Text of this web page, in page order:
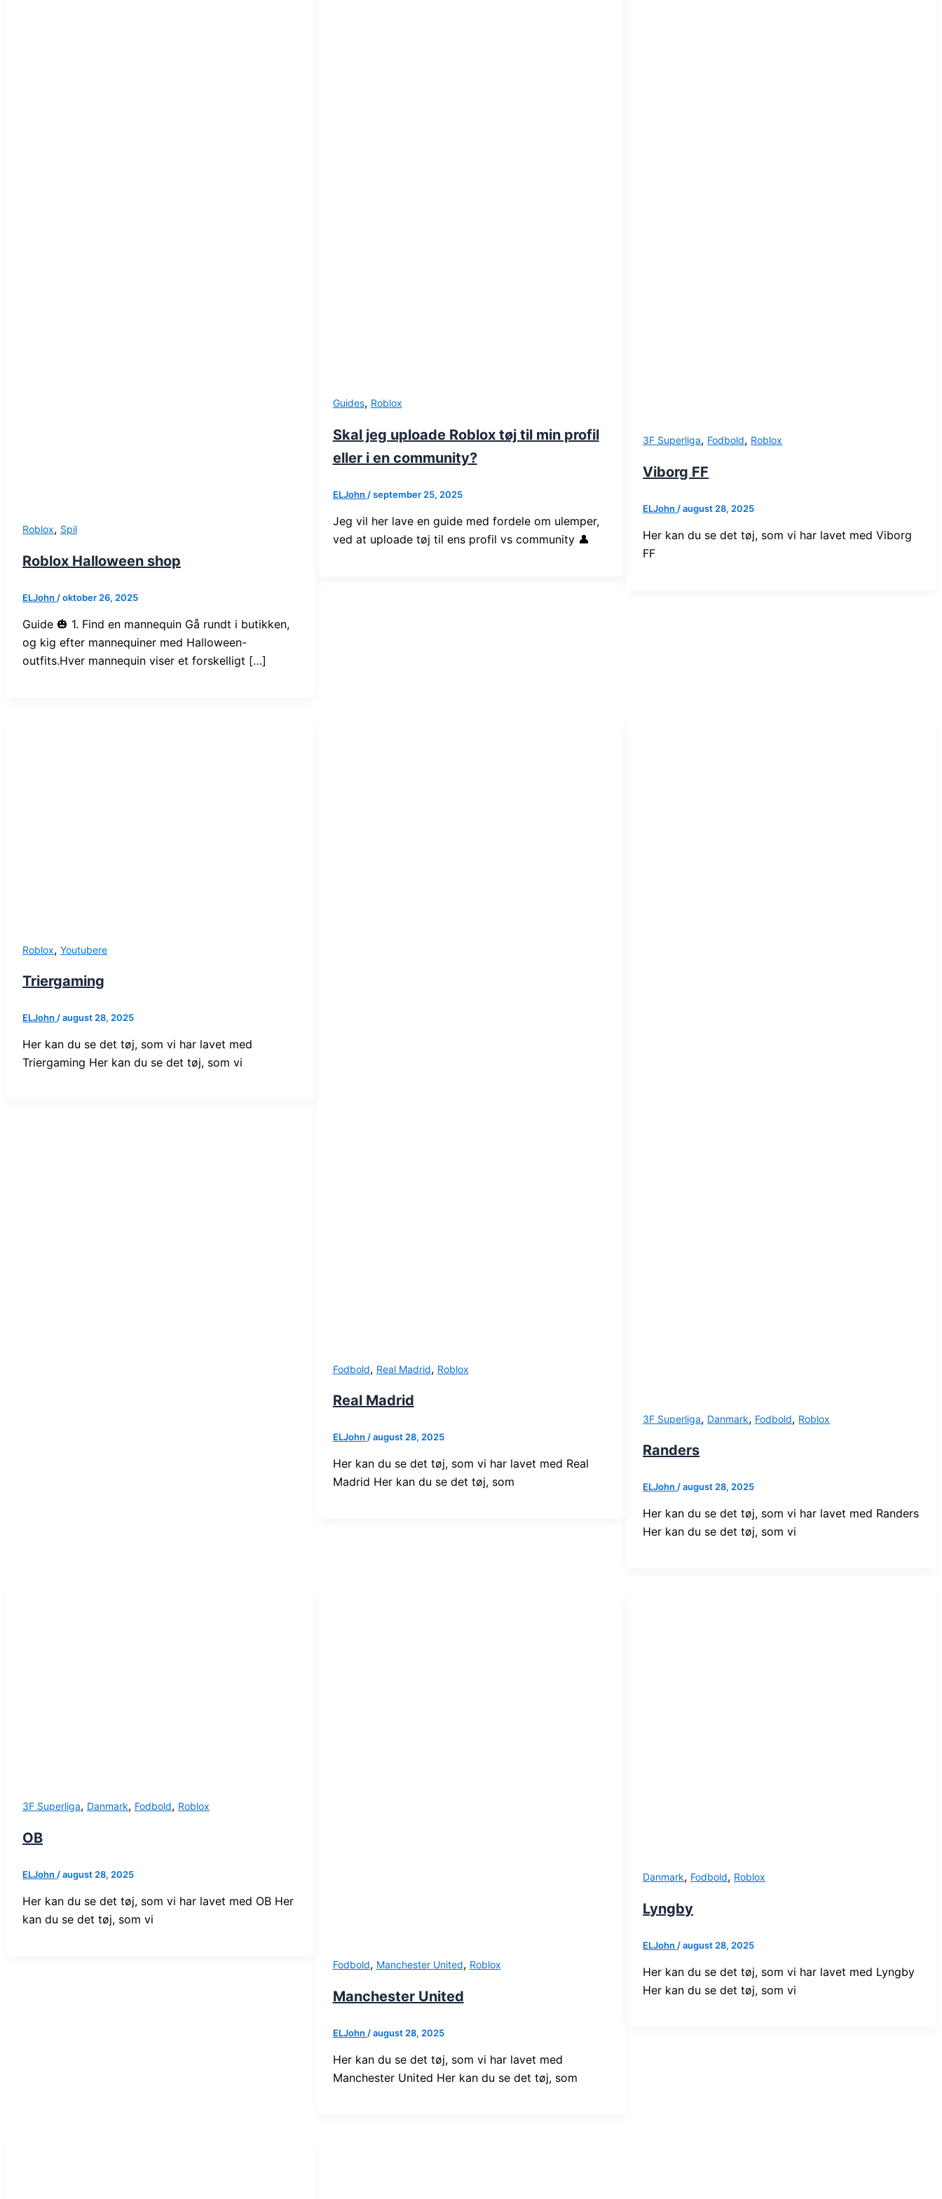
Roblox, Spil
Roblox Halloween shop
ELJohn /oktober 26, 2025
Guide 🎃 1. Find en mannequin Gå rundt i butikken,
og kig efter mannequiner med Halloween-
outfits.Hver mannequin viser et forskelligt […]
Guides, Roblox
Skal jeg uploade Roblox tøj til min profil
eller i en community?
ELJohn /september 25, 2025
Jeg vil her lave en guide med fordele om ulemper,
ved at uploade tøj til ens profil vs community 👤
3F Superliga, Fodbold, Roblox
Viborg FF
ELJohn /august 28, 2025
Her kan du se det tøj, som vi har lavet med Viborg
FF
Roblox, Youtubere
Triergaming
ELJohn /august 28, 2025
Her kan du se det tøj, som vi har lavet med
Triergaming Her kan du se det tøj, som vi
Fodbold, Real Madrid, Roblox
Real Madrid
ELJohn /august 28, 2025
Her kan du se det tøj, som vi har lavet med Real
Madrid Her kan du se det tøj, som
3F Superliga, Danmark, Fodbold, Roblox
Randers
ELJohn /august 28, 2025
Her kan du se det tøj, som vi har lavet med Randers
Her kan du se det tøj, som vi
3F Superliga, Danmark, Fodbold, Roblox
OB
ELJohn /august 28, 2025
Her kan du se det tøj, som vi har lavet med OB Her
kan du se det tøj, som vi
Fodbold, Manchester United, Roblox
Manchester United
ELJohn /august 28, 2025
Her kan du se det tøj, som vi har lavet med
Manchester United Her kan du se det tøj, som
Danmark, Fodbold, Roblox
Lyngby
ELJohn /august 28, 2025
Her kan du se det tøj, som vi har lavet med Lyngby
Her kan du se det tøj, som vi